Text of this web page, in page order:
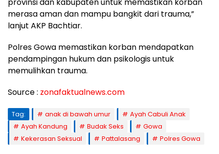
provinsi dan kabupaten untuk memastikan korban
merasa aman dan mampu bangkit dari trauma,”
lanjut AKP Bachtiar.
Polres Gowa memastikan korban mendapatkan
pendampingan hukum dan psikologis untuk
memulihkan trauma.
Source : zonafaktualnews.com
Tag: anak di bawah umur
Ayah Cabuli Anak
Ayah Kandung
Budak Seks
Gowa
Kekerasan Seksual
Pattalasang Polres Gowa